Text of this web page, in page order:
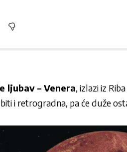
ljubav – Venera, izlazi iz
i retrogradna, pa će duže